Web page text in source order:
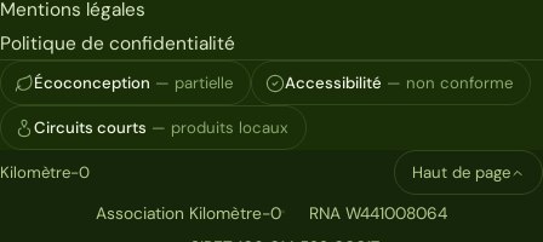
Mentions légales
Politique de confidentialité
Écoconception — partielle Accessibilité — non conforme
Circuits courts — produits locaux
Kilomètre-0
Association Kilomètre-0
RNA W441008064
Haut de page